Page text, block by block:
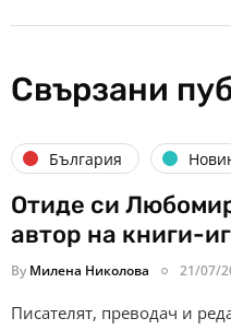
Свързани
България
Отиде си
автор на книги-
By Милена Николова 21/07/
Писателят, преводач и